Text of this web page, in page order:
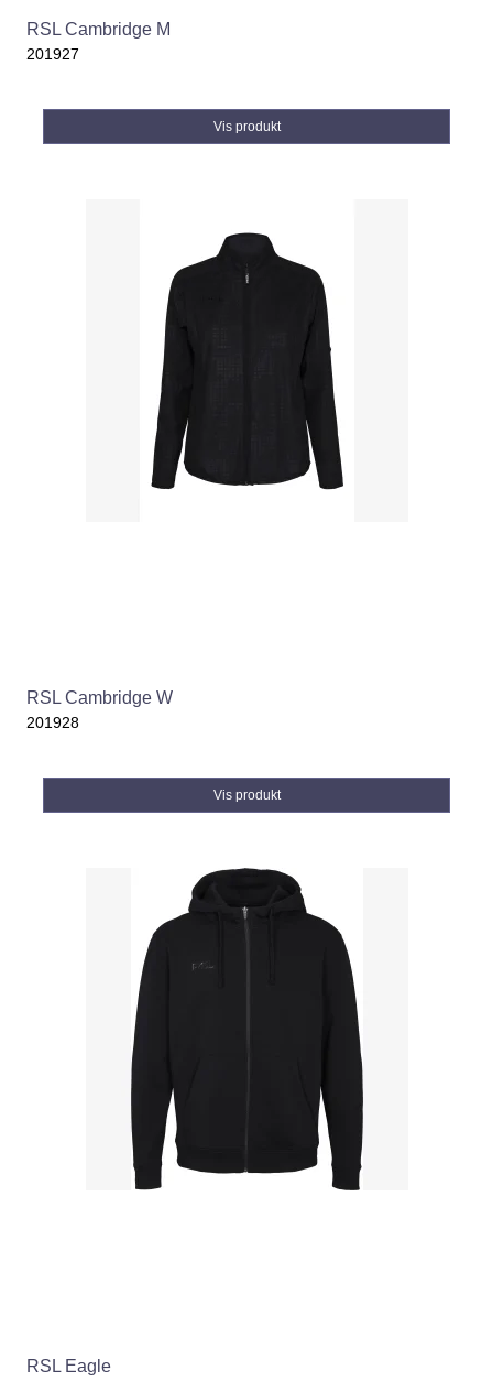
RSL Cambridge M
201927
Vis produkt
RSL Cambridge W
201928
Vis produkt
RSL Eagle